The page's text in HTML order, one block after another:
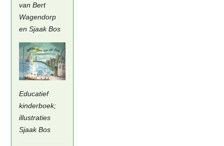
van Bert
Wagendorp
en Sjaak Bos
Educatief
kinderboek;
illustraties
Sjaak Bos